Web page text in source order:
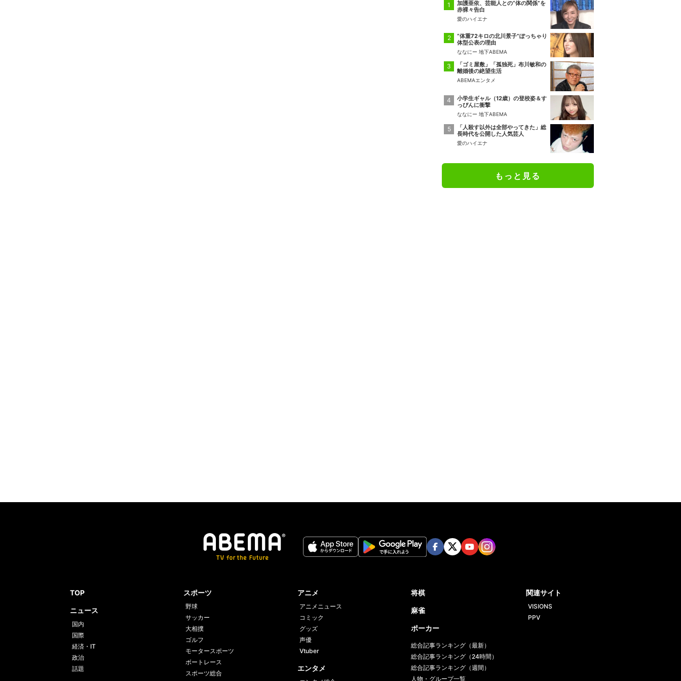
加護亜依、芸能人との“体の関係”を
赤裸々告白
愛のハイエナ
“体重72キロの北川景子”ぽっちゃり
体型公表の理由
ななにー 地下ABEMA
「ゴミ屋敷」「孤独死」布川敏和の
離婚後の絶望生活
ABEMAエンタメ
小学生ギャル（12歳）の登校姿＆す
っぴんに衝撃
ななにー 地下ABEMA
「人殺す以外は全部やってきた」総
長時代を公開した人気芸人
愛のハイエナ
もっと見る
TOP
ニュース
国内
国際
経済・IT
政治
話題
スポーツ
野球
サッカー
大相撲
ゴルフ
モータースポーツ
ボートレース
スポーツ総合
アニメ
アニメニュース
コミック
グッズ
声優
Vtuber
エンタメ
将棋
麻雀
ポーカー
総合記事ランキング（最新）
総合記事ランキング（24時間）
総合記事ランキング（週間）
人物・グループ一覧
関連サイト
VISIONS
PPV